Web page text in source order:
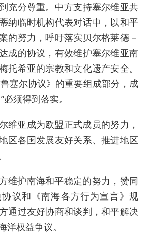
充分尊重。中方支持塞尔维亚共
纳临时机构代表对话中，以和平
的努力，呼吁落实贝尔格莱德－
成的协议，有效维护塞尔维亚南
托希亚的宗教和文化遗产安全。
塞尔协议》的重要组成部分，成
须得到落实。
维亚成为欧盟正式成员的努力，
区各国发展友好关系、推进地区
维护南海和平稳定的努力，赞同
议和《南海各方行为宣言》规
通过友好协商和谈判，和平解决
洋权益争议。